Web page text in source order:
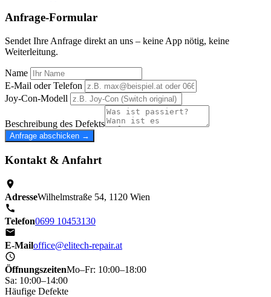
Anfrage-Formular
Sendet Ihre Anfrage direkt an uns – keine App nötig, keine
Weiterleitung.
Name
E-Mail oder Telefon
Joy-Con-Modell
Beschreibung des Defekts
Anfrage abschicken →
Kontakt & Anfahrt
AdresseWilhelmstraße 54, 1120 Wien
Telefon0699 10453130
E-Mailoffice@elitech-repair.at
ÖffnungszeitenMo–Fr: 10:00–18:00
Sa: 10:00–14:00
Häufige Defekte